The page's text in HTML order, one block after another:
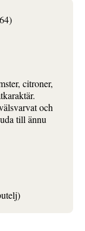
citroner,
och
till ännu